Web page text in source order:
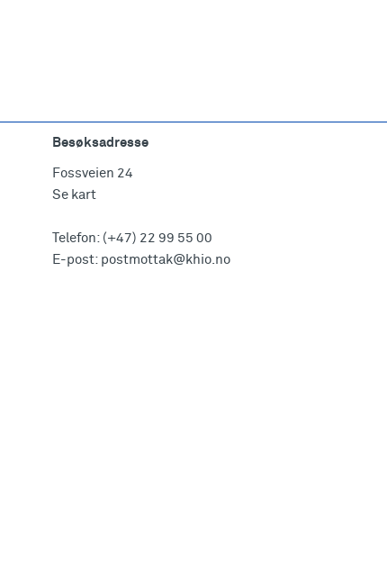
Besøksadresse
Fossveien 24
Se kart
Telefon: (+47) 22 99 55 00
E-post: postmottak@khio.no